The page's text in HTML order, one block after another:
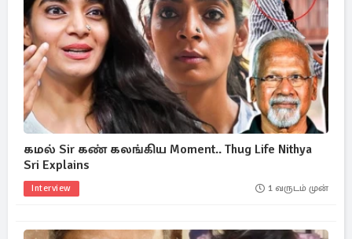
கமல் Sir கண் கலங்கிய Moment.. Thug Life Nithya
Sri Explains
Interview 1 வருடம் முன்